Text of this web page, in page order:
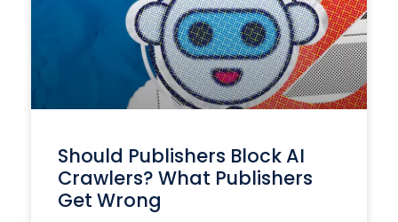
Should Publishers Block AI
Crawlers? What Publishers
Get Wrong